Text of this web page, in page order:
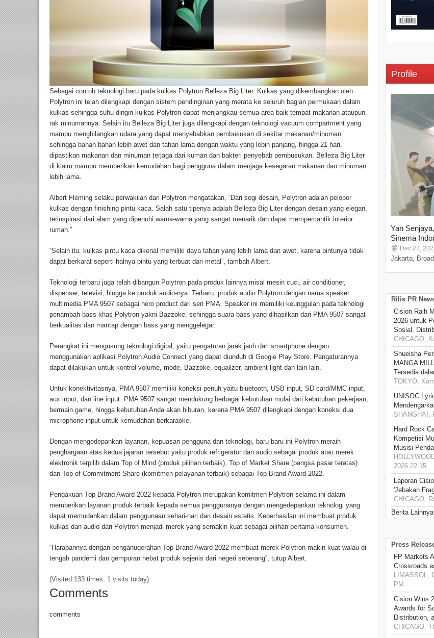
Sebagai contoh teknologi baru pada kulkas Polytron Belleza Big Liter. Kulkas yang dikembangkan oleh
Polytron ini telah dilengkapi dengan sistem pendinginan yang merata ke seluruh bagian permukaan dalam
kulkas sehingga suhu dingin kulkas Polytron dapat menjangkau semua area baik tempat makanan ataupun
rak minumannya. Selain itu Belleza Big Liter juga dilengkapi dengan teknologi vacuum compartment yang
mampu menghilangkan udara yang dapat menyebabkan pembusukan di sekitar makanan/minuman
sehingga bahan-bahan lebih awet dan tahan lama dengan waktu yang lebih panjang, hingga 21 hari,
dipastikan makanan dan minuman terjaga dari kuman dan bakteri penyebab pembusukan. Belleza Big Liter
di klaim mampu memberikan kemudahan bagi pengguna dalam menjaga kesegaran makanan dan minuman
lebih lama.
Albert Fleming selaku perwakilan dari Polytron mengatakan, “Dari segi desain, Polytron adalah pelopor
kulkas dengan finishing pintu kaca. Salah satu tipenya adalah Belleza Big Liter dengan desain yang elegan,
terinspirasi dari alam yang dipenuhi warna-warna yang sangat menarik dan dapat mempercantik interior
rumah.”
“Selain itu, kulkas pintu kaca dikenal memiliki daya tahan yang lebih lama dan awet, karena pintunya tidak
dapat berkarat seperti halnya pintu yang terbuat dari metal”, tambah Albert.
Teknologi terbaru juga telah dibangun Polytron pada produk lainnya misal mesin cuci, air conditioner,
dispenser, televisi, hingga ke produk audio-nya. Terbaru, produk audio Polytron dengan nama speaker
multimedia PMA 9507 sebagai hero product dari seri PMA. Speaker ini memiliki keunggulan pada teknologi
penambah bass khas Polytron yakni Bazzoke, sehingga suara bass yang dihasilkan dari PMA 9507 sangat
berkualitas dan mantap dengan bass yang menggelegar.
Perangkat ini mengusung teknologi digital, yaitu pengaturan jarak jauh dari smartphone dengan
menggunakan aplikasi Polytron Audio Connect yang dapat diunduh di Google Play Store. Pengaturannya
dapat dilakukan untuk kontrol volume, mode, Bazzoke, equalizer, ambient light dan lain-lain.
Untuk konektivitasnya, PMA 9507 memiliki koneksi penuh yaitu bluetooth, USB input, SD card/MMC input,
aux input, dan line input. PMA 9507 sangat mendukung berbagai kebutuhan mulai dari kebutuhan pekerjaan,
bermain game, hingga kebutuhan Anda akan hiburan, karena PMA 9507 dilengkapi dengan koneksi dua
microphone input untuk kemudahan berkaraoke.
Dengan mengedepankan layanan, kepuasan pengguna dan teknologi, baru-baru ini Polytron meraih
penghargaan atas kedua jajaran tersebut yaitu produk refrigerator dan audio sebagai produk atau merek
elektronik terpilih dalam Top of Mind (produk pilihan terbaik), Top of Market Share (pangsa pasar teratas)
dan Top of Commitment Share (komitmen pelayanan terbaik) sebagai Top Brand Award 2022.
Pengakuan Top Brand Award 2022 kepada Polytron merupakan komitmen Polytron selama ini dalam
memberikan layanan produk terbaik kepada semua penggunanya dengan mengedepankan teknologi yang
dapat memudahkan dalam penggunaan sehari-hari dan desain estetis. Keberhasilan ini membuat produk
kulkas dan audio dari Polytron menjadi merek yang semakin kuat sebagai pilihan pertama konsumen.
“Harapannya dengan penganugerahan Top Brand Award 2022 membuat merek Polytron makin kuat walau di
tengah pandemi dan gempuran hebat produk sejenis dari negeri seberang”, tutup Albert.
(Visited 133 times, 1 visits today)
Comments
comments
Profile
Yan
Sinema
Dec 22,
Jakarta,
Rilis PR
Cision Raih
2026 untuk
Sosial,
CHICAGO,
Shueisha
MANGA
Tersedia
TOKYO,
UNISOC
SHANGHAI,
Hard Rock
Kompetisi
Musisi
2026 22.15
Laporan
'Jebakan
CHICAGO,
Berita Lainnya
Press
FP Markets
Crossroads
LIMASSOL,
PM
Cision Wins
Awards for
Distribution,
CHICAGO,